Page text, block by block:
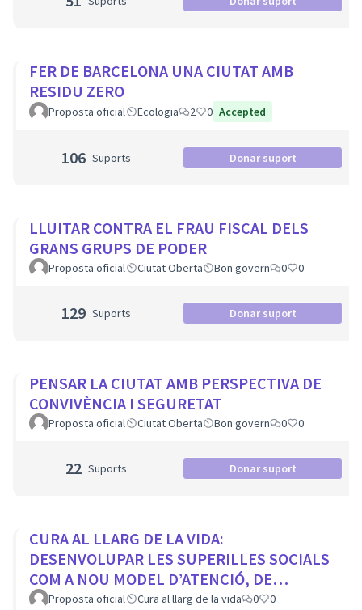
FER DE BARCELONA UNA CIUTAT AMB
RESIDU ZERO
Proposta oficial Ecologia 2 0 Accepted
106 Suports Donar suport
LLUITAR CONTRA EL FRAU FISCAL DELS
GRANS GRUPS DE PODER
Proposta oficial Ciutat Oberta Bon govern 0 0
129 Suports Donar suport
PENSAR LA CIUTAT AMB PERSPECTIVA DE
CONVIVÈNCIA I SEGURETAT
Proposta oficial Ciutat Oberta Bon govern 0 0
22 Suports Donar suport
CURA AL LLARG DE LA VIDA:
DESENVOLUPAR LES SUPERILLES SOCIALS
COM A NOU MODEL D’ATENCIÓ, DE
PROXIMITAT I COMUNITARI.
Proposta oficial Cura al llarg de la vida 0 0